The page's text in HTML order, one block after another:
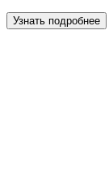
Узнать подробнее